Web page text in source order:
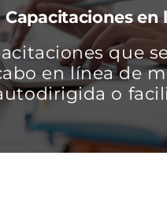
Y PAGOS
Capacitaciones en
que
en línea de
o